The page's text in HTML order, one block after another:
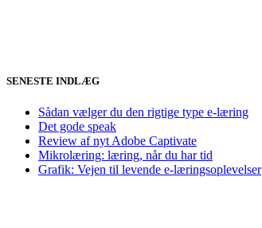
SENESTE INDLÆG
Sådan vælger du den rigtige type e-læring
Det gode speak
Review af nyt Adobe Captivate
Mikrolæring: læring, når du har tid
Grafik: Vejen til levende e-læringsoplevelser